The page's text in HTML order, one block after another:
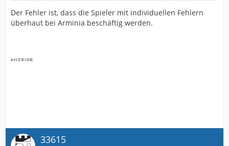
Der Fehler ist, dass die Spieler mit individuellen Fehlern
überhaut bei Arminia beschäftig werden.
33615